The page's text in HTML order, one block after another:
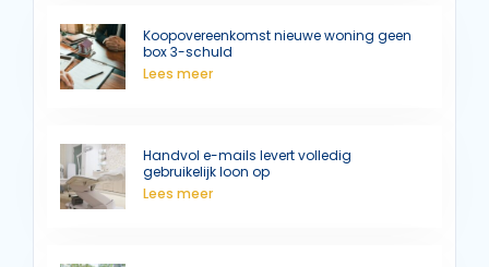
Koopovereenkomst nieuwe woning geen
box 3-schuld
Lees meer
Handvol e-mails levert volledig
gebruikelijk loon op
Lees meer